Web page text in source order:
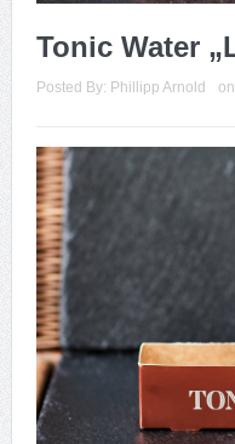
Tonic Water
Posted By: Phillipp Arnold